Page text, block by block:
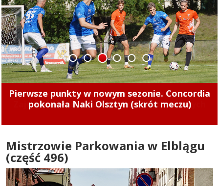
Tak zarabiają szefowie miejskich spółek.
Zajrzeliśmy do ich oświadczeń majątkowych
1 2 3 4 5 6
Mistrzowie Parkowania w Elblągu
(część 496)